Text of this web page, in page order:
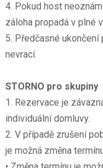
4. Pokud host
záloha propadá v plné
5. Předčasné
nevrací.
STORNO pro skupiny
1. Rezervace je
individuální domluvy.
2. V případě zrušení
je možná změna